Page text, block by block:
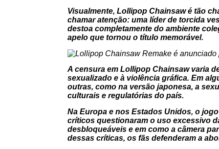
Visualmente, Lollipop Chainsawé tão
chamar atenção: uma líder de torcida
destoa completamente do ambiente
apelo que tornou o título memorável.
A censura em Lollipop Chainsawvaria
sexualizado e à violência gráfica. Em
outras, como na versão japonesa, a
culturais e regulatórias do país.
Na Europa e nos Estados Unidos, o
críticos questionaram o uso excessivo
desbloqueáveis e em como a câmera
dessas críticas, os fãs defenderam a